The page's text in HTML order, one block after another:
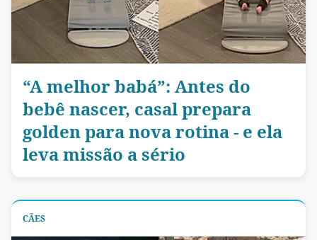
“A melhor babá”: Antes do
bebê nascer, casal prepara
golden para nova rotina - e ela
leva missão a sério
CÃES